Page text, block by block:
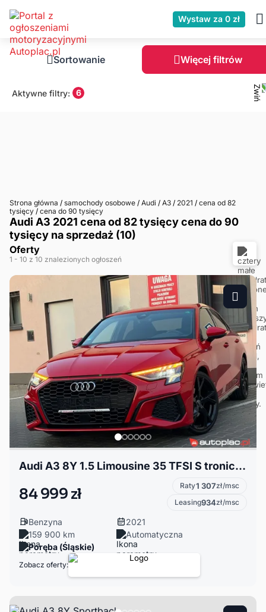
Wystaw za 0 zł
Sortowanie Więcej filtrów
Aktywne filtry: 6
Strona główna / samochody osobowe / Audi / A3 / 2021 / cena od 82
tysięcy / cena do 90 tysięcy
Audi A3 2021 cena od 82 tysięcy cena do 90
tysięcy na sprzedaż (10)
Oferty
1 - 10 z 10 znalezionych ogłoszeń
Audi A3 8Y 1.5 Limousine 35 TFSI S tronic S line
84 999 zł Raty1 307zł/msc
Leasing934zł/msc
Benzyna
2021
159 900 km
Automatyczna
Poręba (Śląskie)
Zobacz oferty: